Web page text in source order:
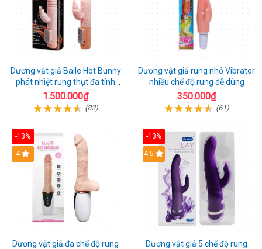
Dương vật giả Baile Hot Bunny
phát nhiệt rung thụt đa tính
năng sạc điện
1.500.000₫
(82)
Dương vật giả rung nhỏ Vibrator
nhiều chế độ rung dễ dùng
350.000₫
(61)
-13%
Hot
4
Dương vật giả đa chế độ rung
-13%
Hot
4.5
Dương vật giả 5 chế độ rung